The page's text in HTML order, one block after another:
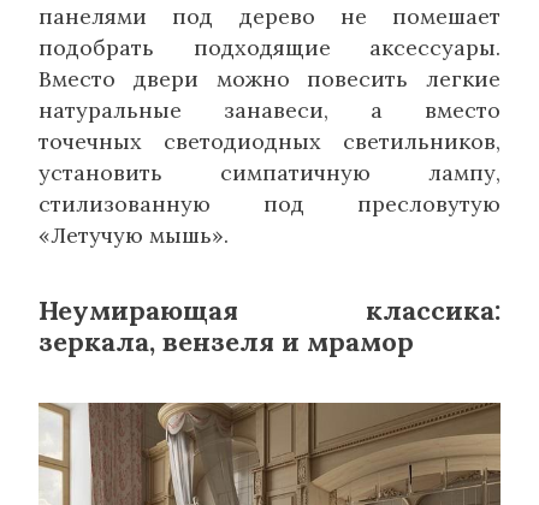
панелями под дерево не помешает
подобрать подходящие аксессуары.
Вместо двери можно повесить легкие
натуральные занавеси, а вместо
точечных светодиодных светильников,
установить симпатичную лампу,
стилизованную под пресловутую
«Летучую мышь».
Неумирающая классика:
зеркала, вензеля и мрамор